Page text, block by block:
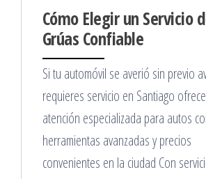
Cómo Elegir un Servicio
Grúas Confiable
Si tu automóvil se averió sin previo
requieres servicio en Santiago
atención especializada para autos
herramientas avanzadas y precios
convenientes en la ciudad Con